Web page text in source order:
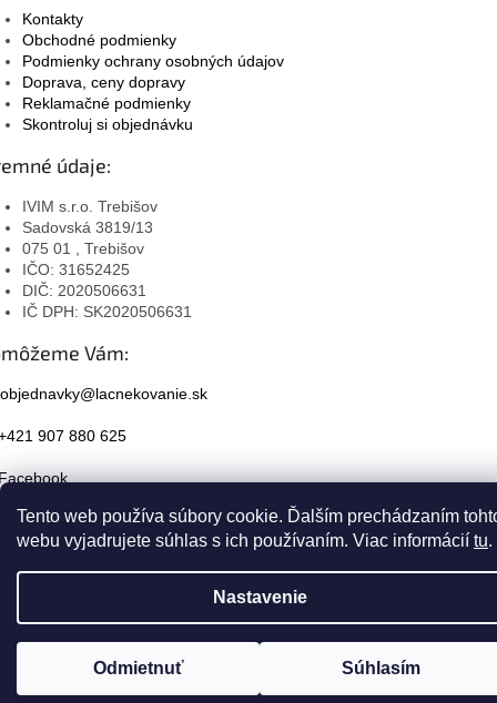
Tento web používa súbory cookie. Ďalším prechádzaním
webu vyjadrujete súhlas s ich používaním. Viac informácií tu.
Nastavenie
Odmietnuť Súhlasím
Kontakty
Obchodné podmienky
Podmienky ochrany osobných údajov
Doprava, ceny dopravy
Reklamačné podmienky
Skontroluj si objednávku
údaje:
IVIM s.r.o. Trebišov
Sadovská 3819/13
075 01 , Trebišov
IČO: 31652425
DIČ: 2020506631
IČ DPH: SK2020506631
Vám:
objednavky@lacnekovanie.sk
907 880 625